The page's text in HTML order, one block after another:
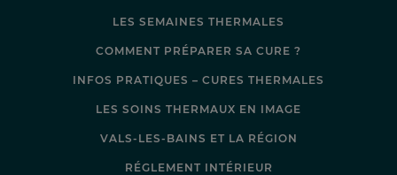
LES SEMAINES THERMALES
COMMENT PRÉPARER SA CURE ?
INFOS PRATIQUES – CURES THERMALES
LES SOINS THERMAUX EN IMAGE
VALS-LES-BAINS ET LA RÉGION
RÉGLEMENT INTÉRIEUR